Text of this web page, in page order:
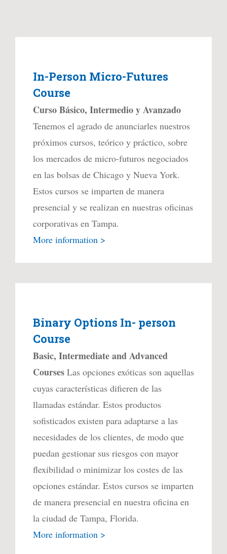
In-Person Micro-Futures
Course
Curso Básico, Intermedio y Avanzado
Tenemos el agrado de anunciarles nuestros
próximos cursos, teórico y práctico, sobre
los mercados de micro-futuros negociados
en las bolsas de Chicago y Nueva York.
Estos cursos se imparten de manera
presencial y se realizan en nuestras oficinas
corporativas en Tampa.
More information >
Binary Options In- person
Course
Basic, Intermediate and Advanced
Courses Las opciones exóticas son aquellas
cuyas características difieren de las
llamadas estándar. Estos productos
sofisticados existen para adaptarse a las
necesidades de los clientes, de modo que
puedan gestionar sus riesgos con mayor
flexibilidad o minimizar los costes de las
opciones estándar. Estos cursos se imparten
de manera presencial en nuestra oficina en
la ciudad de Tampa, Florida.
More information >